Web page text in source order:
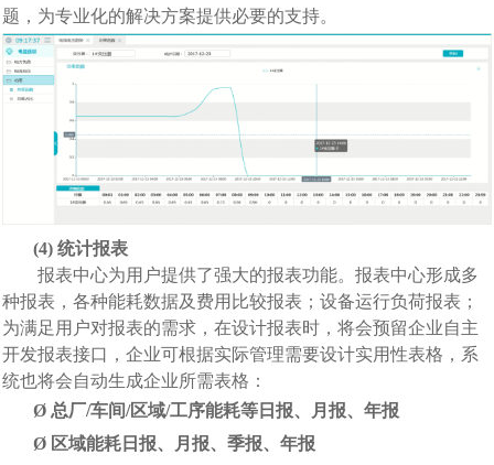
题，为专业化的解决方案提供必要的支持。
(4)统计报表
报表中心为用户提供了强大的报表功能。报表中心形成多
种报表，各种能耗数据及费用比较报表；设备运行负荷报表；
为满足用户对报表的需求 ，在设计报表时，将会预留企业自主
开发报表接口，企业可根据实际管理需要设计实用性表格，系
统也将会自动生成企业所需表格：
Ø 总厂/车间/区域/工序能耗等日报、月报、年报
Ø 区域能耗日报、月报、季报、年报